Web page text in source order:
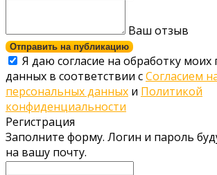
Ваш отзыв
Отправить на публикацию
Я даю согласие на обработку моих
данных в соответствии сСогласием
персональных данных и Политикой
конфиденциальности
Регистрация
Заполните форму. Логин и пароль
на вашу почту.